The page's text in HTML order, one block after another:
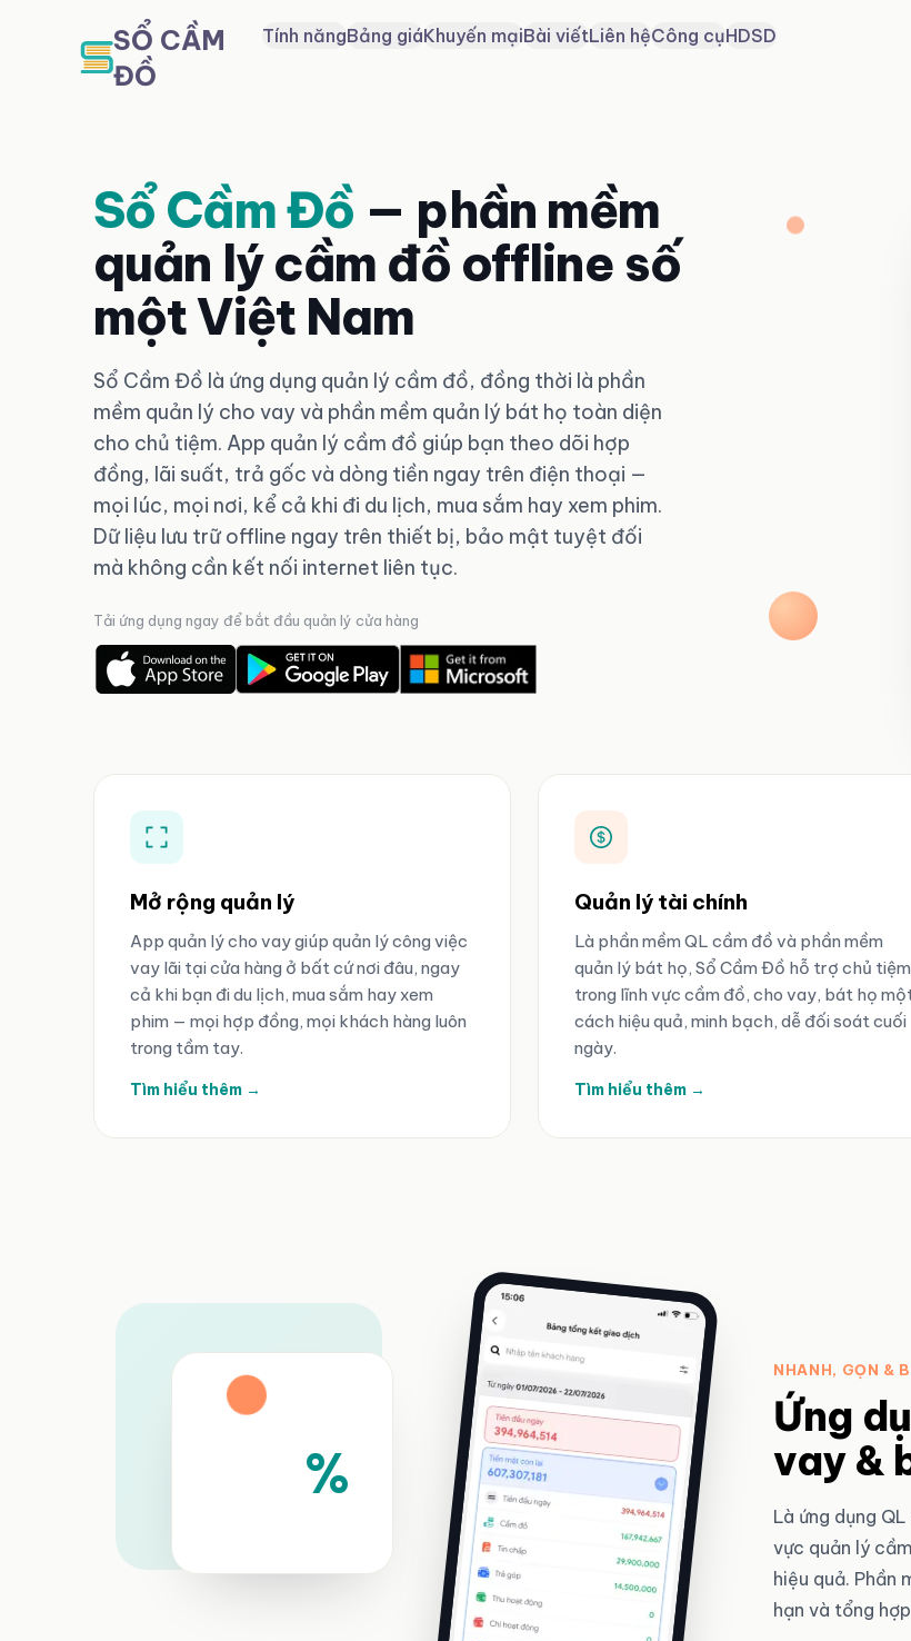
SỔ CẦM
ĐỒ
Tính năngBảng giáKhuyến mạiBài viếtLiên hệCông cụHDSD
Sổ Cầm Đồ — phần mềm
quản lý cầm đồ offline số
một Việt Nam
Sổ Cầm Đồ là ứng dụng quản lý cầm đồ, đồng thời là phần
mềm quản lý cho vay và phần mềm quản lý bát họ toàn diện
cho chủ tiệm. App quản lý cầm đồ giúp bạn theo dõi hợp
đồng, lãi suất, trả gốc và dòng tiền ngay trên điện thoại —
mọi lúc, mọi nơi, kể cả khi đi du lịch, mua sắm hay xem phim.
Dữ liệu lưu trữ offline ngay trên thiết bị, bảo mật tuyệt đối
mà không cần kết nối internet liên tục.
Tải ứng dụng ngay để bắt đầu quản lý cửa hàng
Mở rộng quản lý
App quản lý cho vay giúp quản lý công việc
vay lãi tại cửa hàng ở bất cứ nơi đâu, ngay
cả khi bạn đi du lịch, mua sắm hay xem
phim — mọi hợp đồng, mọi khách hàng luôn
trong tầm tay.
Tìm hiểu thêm →
Quản lý tài chính
Là phần mềm QL cầm đồ và phần mềm
quản lý bát họ, Sổ Cầm Đồ hỗ trợ chủ tiệm
trong lĩnh vực cầm đồ, cho vay, bát họ
cách hiệu quả, minh bạch, dễ đối soát cuối
ngày.
Tìm hiểu thêm →
%
NHANH, GỌN &
Ứng
vay &
Là ứng dụng
vực quản lý
hiệu quả. Phần
hạn và tổng